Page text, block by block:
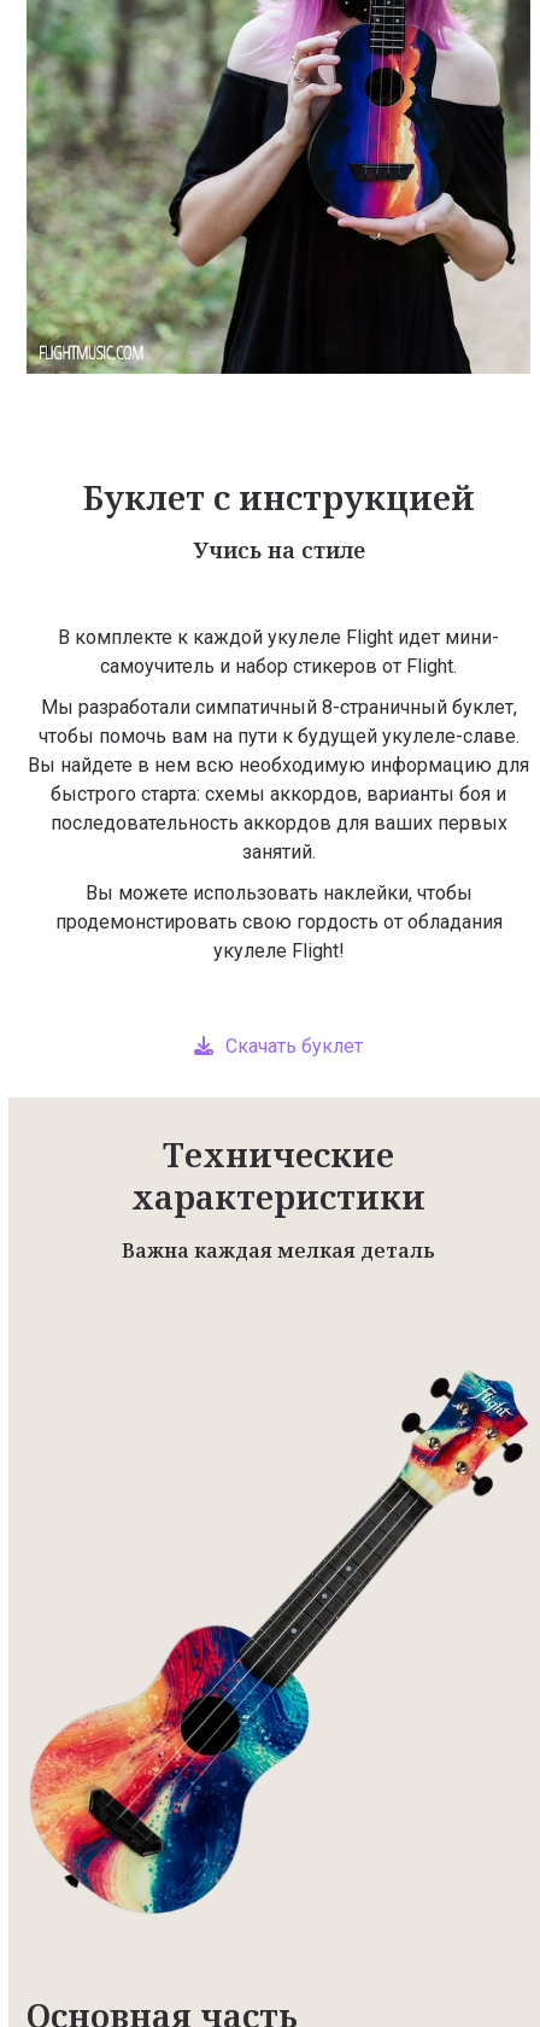
Буклет с инструкцией
Учись на стиле
В комплекте к каждой укулеле Flight идет мини-
самоучитель и набор стикеров от Flight.
Мы разработали симпатичный 8-страничный буклет,
чтобы помочь вам на пути к будущей укулеле-славе.
Вы найдете в нем всю необходимую информацию для
быстрого старта: схемы аккордов, варианты боя и
последовательность аккордов для ваших первых
занятий.
Вы можете использовать наклейки, чтобы
продемонстировать свою гордость от обладания
укулеле Flight!
Скачать буклет
Технические
характеристики
Важна каждая мелкая деталь
Основная часть